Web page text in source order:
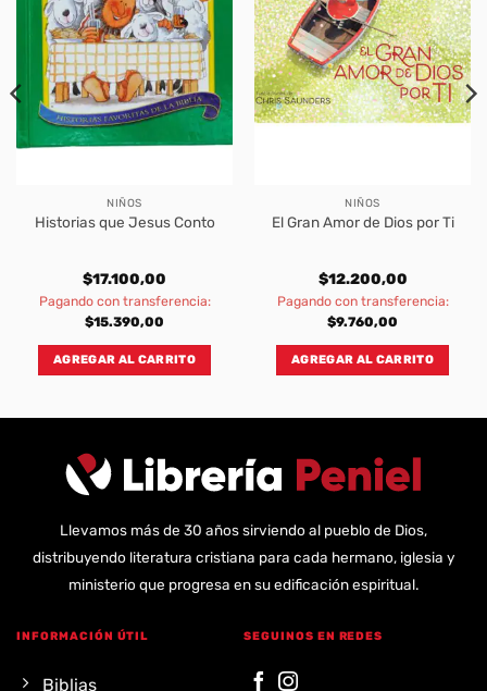
NIÑOS
Historias que Jesus Conto
$17.100,00
Pagando con transferencia:
$15.390,00
AGREGAR AL CARRITO
NIÑOS
El Gran Amor de Dios por Ti
$12.200,00
Pagando con transferencia:
$9.760,00
AGREGAR AL CARRITO
Llevamos más de 30 años sirviendo al pueblo de Dios,
distribuyendo literatura cristiana para cada hermano, iglesia y
ministerio que progresa en su edificación espiritual.
INFORMACIÓN ÚTIL
Biblias
SEGUINOS EN REDES